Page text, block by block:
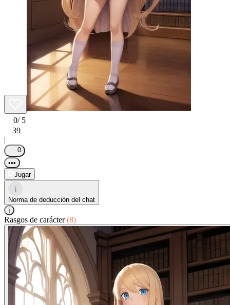
0/ 5
39
|
0
•••
Jugar
i
Norma de deducción del chat
i
Rasgos de carácter(8)